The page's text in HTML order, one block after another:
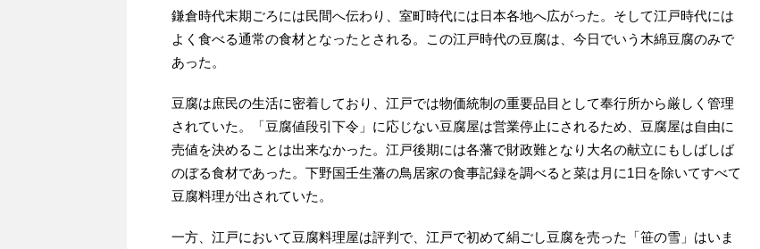
鎌倉時代末期ごろには民間へ伝わり、室町時代には日本各地へ広がった。そして江戸時代には
よく食べる通常の食材となったとされる。この江戸時代の豆腐は、今日でいう木綿豆腐のみで
あった。
豆腐は庶民の生活に密着しており、江戸では物価統制の重要品目として奉行所から厳しく管理
されていた。「豆腐値段引下令」に応じない豆腐屋は営業停止にされるため、豆腐屋は自由に
売値を決めることは出来なかった。江戸後期には各藩で財政難となり大名の献立にもしばしば
のぼる食材であった。下野国壬生藩の鳥居家の食事記録を調べると菜は月に1日を除いてすべて
豆腐料理が出されていた。
一方、江戸において豆腐料理屋は評判で、江戸で初めて絹ごし豆腐を売った「笹の雪」はいま